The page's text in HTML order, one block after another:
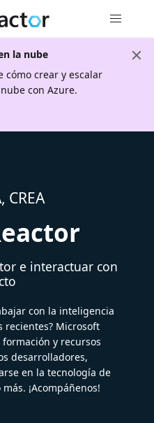
la nube
cómo crear y escalar
con Azure.
CREA
e interactuar con
con la inteligencia
recientes? Microsoft
y recursos
desarrolladores,
en la tecnología de
¡Acompáñenos!